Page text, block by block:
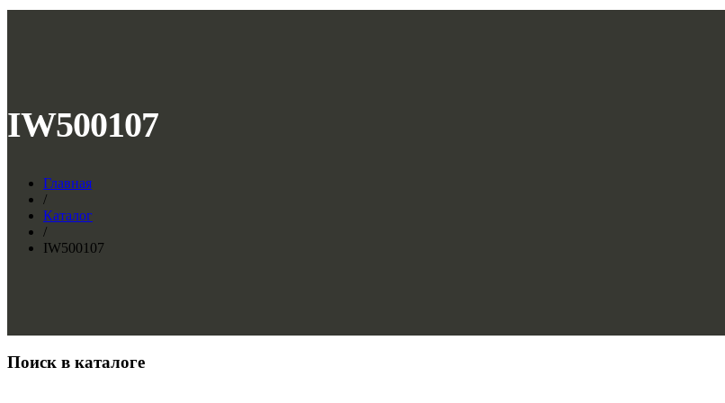
IW500107
Главная
/
Каталог
/
IW500107
Поиск в каталоге